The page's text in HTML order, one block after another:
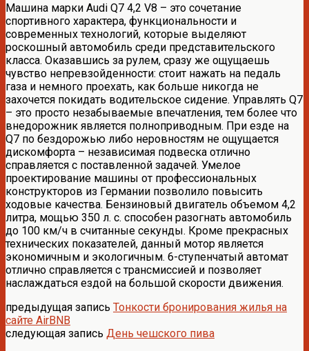
Машина марки Audi Q7 4,2 V8 – это сочетание
спортивного характера, функциональности и
современных технологий, которые выделяют
роскошный автомобиль среди представительского
класса. Оказавшись за рулем, сразу же ощущаешь
чувство непревзойденности: стоит нажать на педаль
газа и немного проехать, как больше никогда не
захочется покидать водительское сидение. Управлять Q7
– это просто незабываемые впечатления, тем более что
внедорожник является полноприводным. При езде на
Q7 по бездорожью либо неровностям не ощущается
дискомфорта – независимая подвеска отлично
справляется с поставленной задачей. Умелое
проектирование машины от профессиональных
конструкторов из Германии позволило повысить
ходовые качества. Бензиновый двигатель объемом 4,2
литра, мощью 350 л. с. способен разогнать автомобиль
до 100 км/ч в считанные секунды. Кроме прекрасных
технических показателей, данный мотор является
экономичным и экологичным. 6-ступенчатый автомат
отлично справляется с трансмиссией и позволяет
наслаждаться ездой на большой скорости движения.
предыдущая запись Тонкости бронирования жилья на
сайте AirBNB
следующая запись День чешского пива